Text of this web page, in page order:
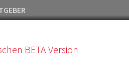
BETA Version